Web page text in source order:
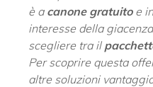
è acanone gratuitoe
interesse della
scegliere tra il
Per scoprire questa
altre soluzioni